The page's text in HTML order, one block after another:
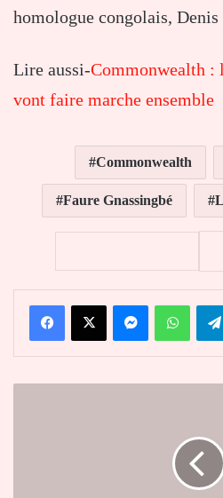
homologue congolais, Denis
Lire aussi-Commonwealth :
vont faire marche ensemble
Commonwealth
Faure Gnassingbé
FacebookX Messenger